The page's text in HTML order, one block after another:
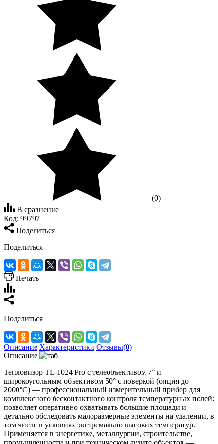
(0)
В сравнение
Код: 99797
Поделиться
Поделиться
Печать
Поделиться
Описание Характеристики Отзывы(0)
Описание
Тепловизор TL‑1024 Pro с телеобъективом 7° и
широкоугольным объективом 50° с поверкой (опция до
2000°C) — профессиональный измерительный прибор для
комплексного бесконтактного контроля температурных полей:
позволяет оперативно охватывать большие площади и
детально обследовать малоразмерные элементы на удалении, в
том числе в условиях экстремально высоких температур.
Применяется в энергетике, металлургии, строительстве,
промышленности и при техническом аудите объектов —